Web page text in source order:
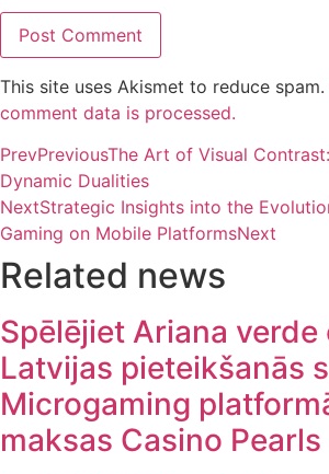
This site uses Akismet to reduce spam.
comment data is processed.
PrevPreviousThe Art of Visual
Dynamic Dualities
NextStrategic Insights into the
Gaming on Mobile PlatformsNext
Related news
Spēlējiet Ariana verde
Latvijas pieteikšanās
Microgaming
maksas Casino Pearls